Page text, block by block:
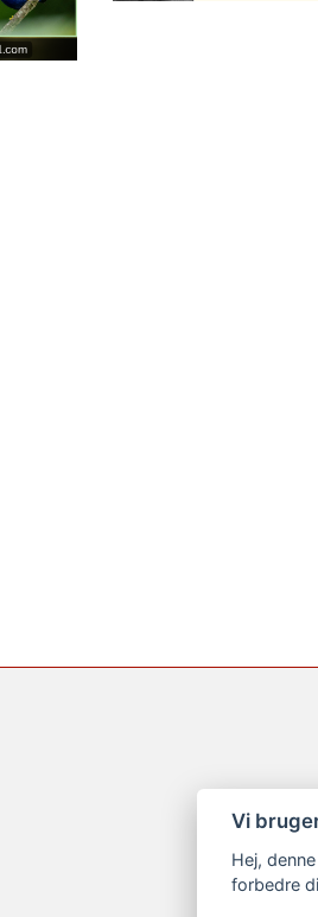
Vi
Hej,
forbedre